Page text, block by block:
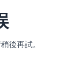
後再試。